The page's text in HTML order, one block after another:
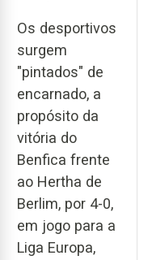
Os desportivos
surgem
"pintados" de
encarnado, a
propósito da
vitória do
Benfica frente
ao Hertha de
Berlim, por 4-0,
em jogo para a
Liga Europa,